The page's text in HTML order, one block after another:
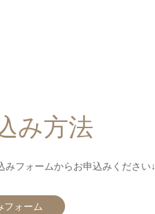
み方法
みフォームからお申込みください↓
フォーム